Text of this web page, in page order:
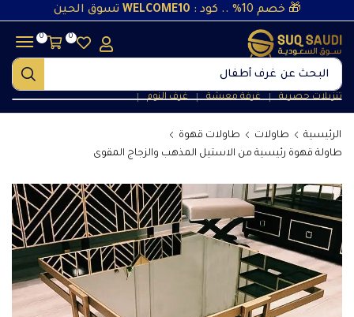
🎁 خصم 10% .. كود : WELCOME10 تسوق الحين
البحث عن غرف أطفال
تنزيلات حصرية ❘ غرفة معيشة ❘ غرف النوم ❘
0
0
الرئيسية طاولات
طاولات قهوة
طاولة قهوة رئيسية من الاستيل المذهب والزجاج المقوى